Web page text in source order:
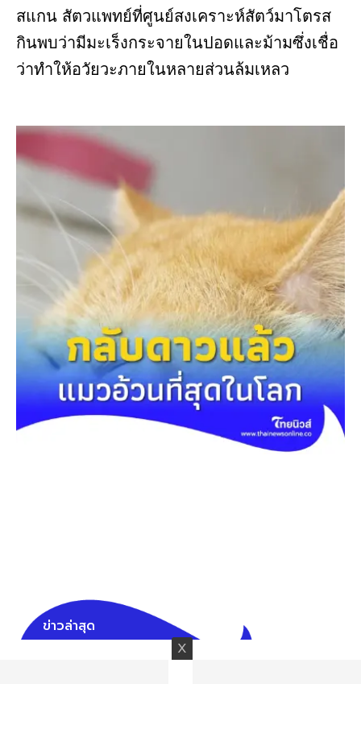
สแกน สัตวแพทย์ที่ศูนย์สงเคราะห์สัตว์มาโตรส
กินพบว่ามีมะเร็งกระจายในปอดและม้ามซึ่งเชื่อ
ว่าทำให้อวัยวะภายในหลายส่วนล้มเหลว
ข่าวล่าสุด